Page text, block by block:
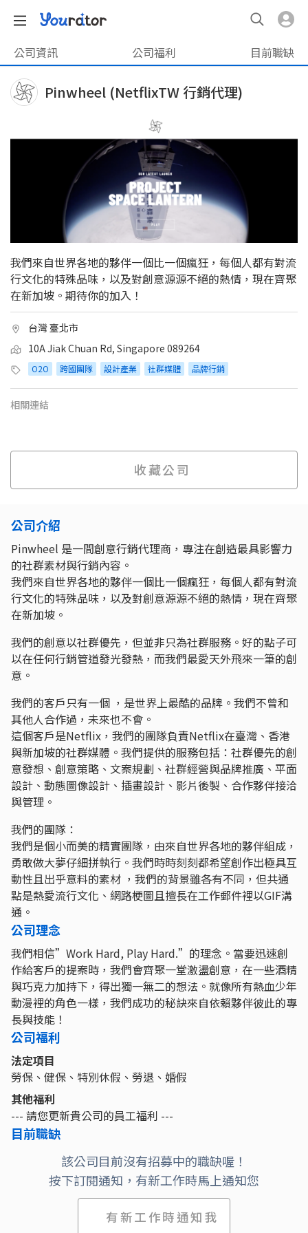
公司資訊 公司福利 目前職缺
Pinwheel (NetflixTW 行銷代理)
我們來自世界各地的夥伴一個比一個瘋狂，每個人都有對流
行文化的特殊品味，以及對創意源源不絕的熱情，現在齊聚
在新加坡。期待你的加入！
台灣 臺北市
10A Jiak Chuan Rd, Singapore 089264
O2O 跨國團隊 設計產業 社群媒體 品牌行銷
相關連結
收藏公司
公司介紹
Pinwheel 是一間創意行銷代理商，專注在創造最具影響力
的社群素材與行銷內容。
我們來自世界各地的夥伴一個比一個瘋狂，每個人都有對流
行文化的特殊品味，以及對創意源源不絕的熱情，現在齊聚
在新加坡。
我們的創意以社群優先，但並非只為社群服務。好的點子可
以在任何行銷管道發光發熱，而我們最愛天外飛來一筆的創
意。
我們的客戶只有一個 ，是世界上最酷的品牌。我們不曾和
其他人合作過，未來也不會。
這個客戶是Netflix，我們的團隊負責Netflix在臺灣、香港
與新加坡的社群媒體。我們提供的服務包括：社群優先的創
意發想、創意策略、文案規劃、社群經營與品牌推廣、平面
設計、動態圖像設計、插畫設計、影片後製、合作夥伴接洽
與管理。
我們的團隊：
我們是個小而美的精實團隊，由來自世界各地的夥伴組成，
勇敢做大夢仔細拼執行。我們時時刻刻都希望創作出極具互
動性且出乎意料的素材 ，我們的背景雖各有不同，但共通
點是熱愛流行文化、網路梗圖且擅長在工作郵件裡以GIF溝
通。
公司理念
我們相信”Work Hard, Play Hard.”的理念。當要迅速創
作給客戶的提案時，我們會齊聚一堂激盪創意，在一些酒精
與巧克力加持下，得出獨一無二的想法。就像所有熱血少年
動漫裡的角色一樣，我們成功的秘訣來自依賴夥伴彼此的專
長與技能！
公司福利
法定項目
勞保、健保、特別休假、勞退、婚假
其他福利
--- 請您更新貴公司的員工福利 ---
目前職缺
該公司目前沒有招募中的職缺喔！
按下訂閱通知，有新工作時馬上通知您
有新工作時通知我